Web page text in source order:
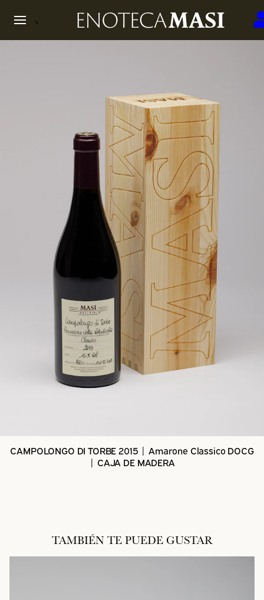
CAMPOLONGO DI TORBE 2015 | Amarone Classico DOCG
| CAJA DE MADERA
TAMBIÉN TE PUEDE GUSTAR